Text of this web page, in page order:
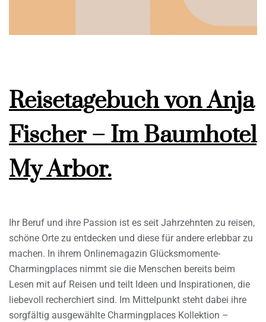
Reisetagebuch von Anja
Fischer – Im Baumhotel
My Arbor.
Ihr Beruf und ihre Passion ist es seit Jahrzehnten zu reisen,
schöne Orte zu entdecken und diese für andere erlebbar zu
machen. In ihrem Onlinemagazin Glücksmomente-
Charmingplaces nimmt sie die Menschen bereits beim
Lesen mit auf Reisen und teilt Ideen und Inspirationen, die
liebevoll recherchiert sind. Im Mittelpunkt steht dabei ihre
sorgfältig ausgewählte Charmingplaces Kollektion –